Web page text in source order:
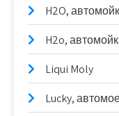
H2O,
H2o,
Liqui Moly
Lucky,